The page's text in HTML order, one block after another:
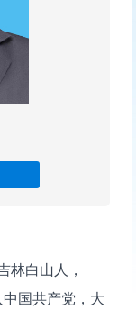
林白山人，
中国共产党，大